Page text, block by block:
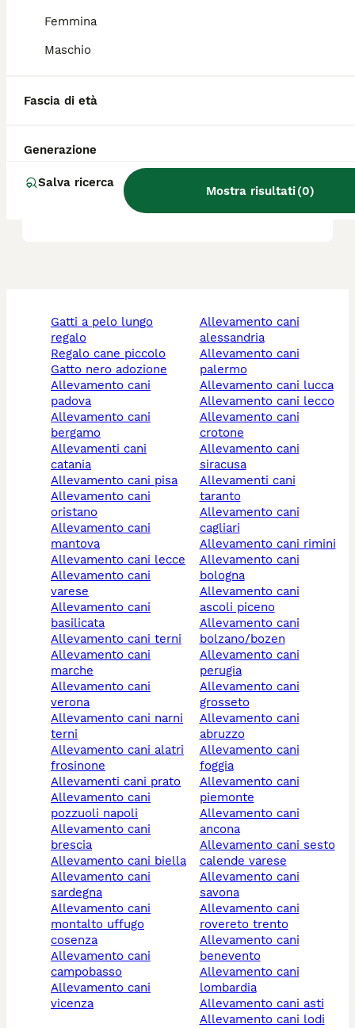
Femmina
Maschio
Fascia di età
Generazione
Salva ricerca
Mostra risultati(0)
È più forte il Presa Canario o
il cane corso?
Qual è la forza del morso del
Qual è il carattere del Presa
Canario?
gatti a pelo lungo
regalo
regalo cane piccolo
gatto nero adozione
allevamento cani
padova
allevamento cani
bergamo
allevamenti cani
catania
allevamento cani pisa
allevamento cani
oristano
allevamento cani
mantova
allevamento cani lecce
allevamento cani
varese
allevamento cani
basilicata
allevamento cani terni
allevamento cani
marche
allevamento cani
verona
allevamento cani narni
terni
allevamento cani alatri
frosinone
allevamenti cani prato
allevamento cani
pozzuoli napoli
allevamento cani
brescia
allevamento cani biella
allevamento cani
sardegna
allevamento cani
montalto uffugo
cosenza
allevamento cani
campobasso
allevamento cani
vicenza
allevamento cani
alessandria
allevamento cani
palermo
allevamento cani lucca
allevamento cani lecco
allevamento cani
crotone
allevamento cani
siracusa
allevamenti cani
taranto
allevamento cani
cagliari
allevamento cani rimini
allevamento cani
bologna
allevamento cani
ascoli piceno
allevamento cani
bolzano/bozen
allevamento cani
perugia
allevamento cani
grosseto
allevamento cani
abruzzo
allevamento cani
foggia
allevamento cani
piemonte
allevamento cani
ancona
allevamento cani sesto
calende varese
allevamento cani
savona
allevamento cani
rovereto trento
allevamento cani
benevento
allevamento cani
lombardia
allevamento cani asti
allevamento cani lodi